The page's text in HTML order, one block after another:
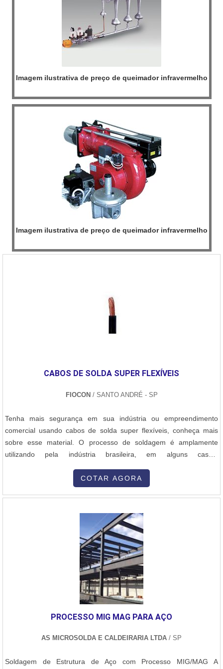
Imagem ilustrativa de preço de queimador infravermelho
Imagem ilustrativa de preço de queimador infravermelho
CABOS DE SOLDA SUPER FLEXÍVEIS
FIOCON/ SANTO ANDRÉ - SP
Tenha mais segurança em sua indústria ou empreendimento
comercial usando cabos de solda super flexíveis, conheça mais
sobre esse material. O processo de soldagem é amplamente
utilizando pela indústria brasileira, em alguns casos,
exemplo, oficinas mecânicas. Em todos os tipos de solda são
usados maçaricos, esse equipamento é alimentado eletricamente,
COTAR AGORA
PROCESSO MIG MAG PARA AÇO
AS MICROSOLDA E CALDEIRARIA LTDA / SP
Soldagem de Estrutura de Aço com Processo MIG/MAG A